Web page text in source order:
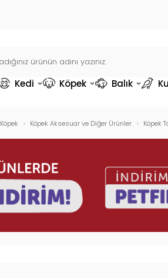
Kedi Köpek Balık
Köpek Köpek Aksesuar ve Diğer Ürünler Köpek